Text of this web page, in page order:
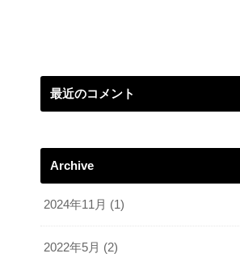
最近のコメント
Archive
2024年11月 (1)
2022年5月 (2)